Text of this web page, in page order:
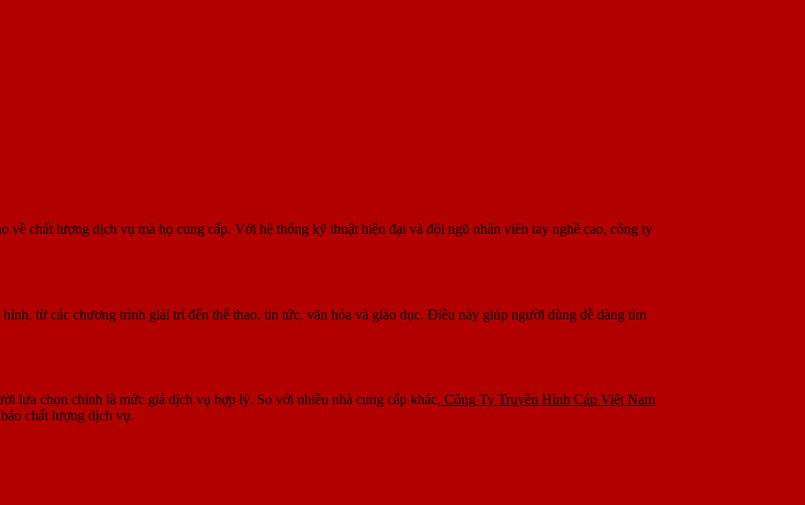
về chất lượng dịch vụ mà họ cung cấp. Với hệ thống kỹ thuật hiện đại và đội ngũ nhân viên tay nghề cao, công ty
từ các chương trình giải trí đến thể thao, tin tức, văn hóa và giáo dục. Điều này giúp người dùng dễ dàng tìm
lựa chọn chính là mức giá dịch vụ hợp lý. So với nhiều nhà cung cấp khác, Công Ty Truyền Hình Cáp Việt Nam
chất lượng dịch vụ.